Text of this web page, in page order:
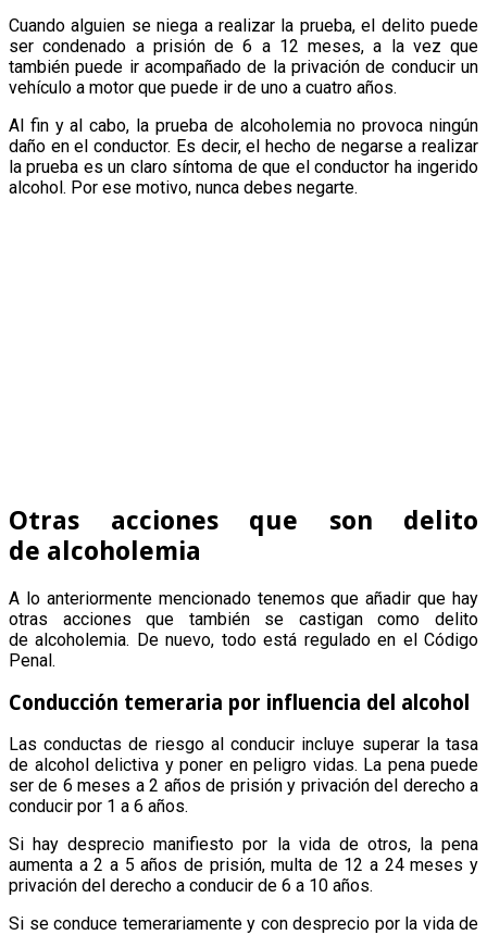
Cuando alguien se niega a realizar la prueba, el delito puede
ser condenado a prisión de 6 a 12 meses, a la vez que
también puede ir acompañado de la privación de conducir un
vehículo a motor que puede ir de uno a cuatro años.
Al fin y al cabo, la prueba de alcoholemia no provoca ningún
daño en el conductor. Es decir, el hecho de negarse a realizar
la prueba es un claro síntoma de que el conductor ha ingerido
alcohol. Por ese motivo, nunca debes negarte.
Otras acciones que son delito
de alcoholemia
A lo anteriormente mencionado tenemos que añadir que hay
otras acciones que también se castigan como delito
de alcoholemia. De nuevo, todo está regulado en el Código
Penal.
Conducción temeraria por influencia del alcohol
Las conductas de riesgo al conducir incluye superar la tasa
de alcohol delictiva y poner en peligro vidas. La pena puede
ser de 6 meses a 2 años de prisión y privación del derecho a
conducir por 1 a 6 años.
Si hay desprecio manifiesto por la vida de otros, la pena
aumenta a 2 a 5 años de prisión, multa de 12 a 24 meses y
privación del derecho a conducir de 6 a 10 años.
Si se conduce temerariamente y con desprecio por la vida de